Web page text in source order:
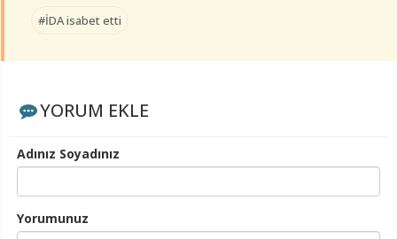
#İDA isabet etti
YORUM EKLE
Adınız Soyadınız
Yorumunuz